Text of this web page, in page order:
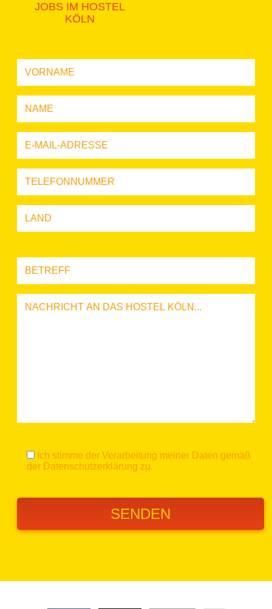
JOBS IM HOSTEL
KÖLN
Ich stimme der Verarbeitung meiner Daten gemäß
der Datenschutzerklärung zu.